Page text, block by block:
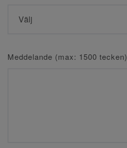
Meddelande (max: 1500 tecken)